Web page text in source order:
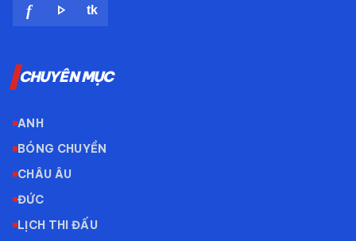
f play_arrow tk
CHUYÊN MỤC
ANH
BÓNG CHUYỀN
CHÂU ÂU
ĐỨC
LỊCH THI ĐẤU